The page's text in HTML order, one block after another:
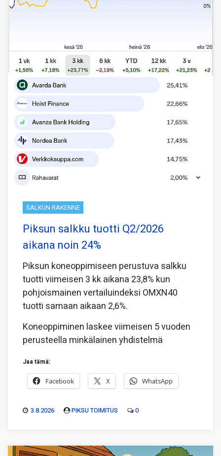
SALKUN RAKENNE
Piksun salkku tuotti Q2/2026
aikana noin 24%
Piksun koneoppimiseen perustuva salkku
tuotti viimeisen 3 kk aikana 23,8% kun
pohjoismainen vertailuindeksi OMXN40
tuotti samaan aikaan 2,6%.
Koneoppiminen laskee viimeisen 5 vuoden
perusteella minkälainen yhdistelmä
Jaa tämä:
Facebook X WhatsApp
3.8.2026 PIKSU TOIMITUS 0